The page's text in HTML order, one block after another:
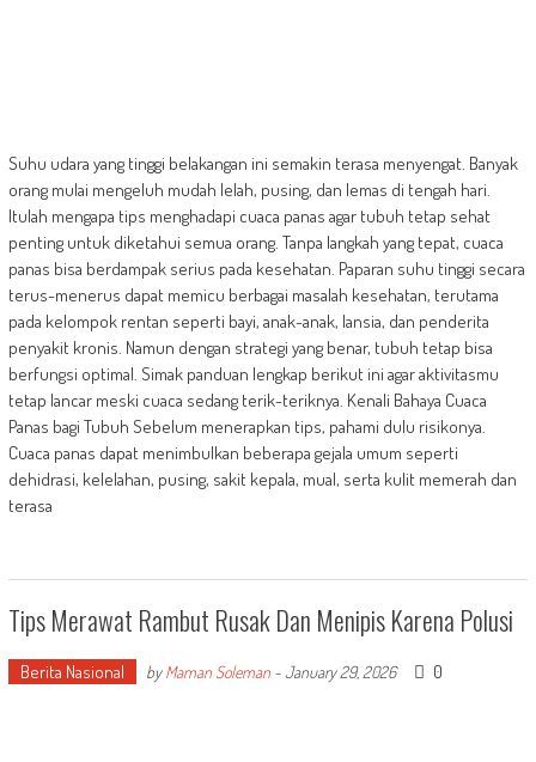
Suhu udara yang tinggi belakangan ini semakin terasa menyengat. Banyak
orang mulai mengeluh mudah lelah, pusing, dan lemas di tengah hari.
Itulah mengapa tips menghadapi cuaca panas agar tubuh tetap sehat
penting untuk diketahui semua orang. Tanpa langkah yang tepat, cuaca
panas bisa berdampak serius pada kesehatan. Paparan suhu tinggi secara
terus-menerus dapat memicu berbagai masalah kesehatan, terutama
pada kelompok rentan seperti bayi, anak-anak, lansia, dan penderita
penyakit kronis. Namun dengan strategi yang benar, tubuh tetap bisa
berfungsi optimal. Simak panduan lengkap berikut ini agar aktivitasmu
tetap lancar meski cuaca sedang terik-teriknya. Kenali Bahaya Cuaca
Panas bagi Tubuh Sebelum menerapkan tips, pahami dulu risikonya.
Cuaca panas dapat menimbulkan beberapa gejala umum seperti
dehidrasi, kelelahan, pusing, sakit kepala, mual, serta kulit memerah dan
terasa
Tips Merawat Rambut Rusak Dan Menipis Karena Polusi
Berita Nasional byMaman Soleman-January 29, 2026 0